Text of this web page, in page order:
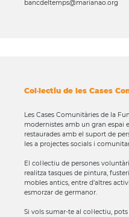
bancdeltemps@marianao.org
Col·lectiu de les Cases
Les Cases Comunitàries de la
modernistes amb un gran espai
restaurades amb el suport de
les a projectes socials i
El col·lectiu de persones
realitza tasques de pintura,
mobles antics, entre d’altres
esmorzar de germanor.
Si vols sumar-te al col·lectiu,